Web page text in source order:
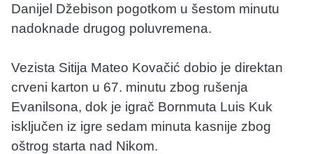
Danijel Džebison pogotkom u šestom minutu
nadoknade drugog poluvremena.
Vezista Sitija Mateo Kovačić dobio je direktan
crveni karton u 67. minutu zbog rušenja
Evanilsona, dok je igrač Bornmuta Luis Kuk
isključen iz igre sedam minuta kasnije zbog
oštrog starta nad Nikom.